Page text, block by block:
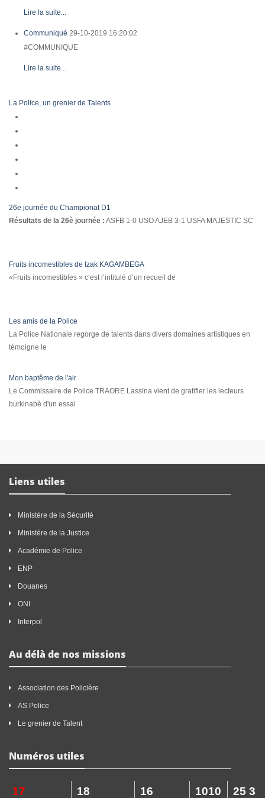
Lire la suite...
Communiqué 29-10-2019 16:20:02
#COMMUNIQUE
Lire la suite...
La Police, un grenier de Talents
26e journée du Championat D1
Résultats de la 26è journée : ASFB 1-0 USO AJEB 3-1 USFA MAJESTIC SC
Fruits incomestibles de Izak KAGAMBEGA
«Fruits incomestibles » c’est l’intitulé d’un recueil de
Les amis de la Police
La Police Nationale regorge de talents dans divers domaines artistiques en
témoigne le
Mon baptême de l'air
Le Commissaire de Police TRAORE Lassina vient de gratifier les lecteurs
burkinabè d'un essai
Liens utiles
Ministère de la Sécurité
Ministère de la Justice
Académie de Police
ENP
Douanes
ONI
Interpol
Au délà de nos missions
Association des Policière
AS Police
Le grenier de Talent
Numéros utiles
17 18 16 1010 25 33